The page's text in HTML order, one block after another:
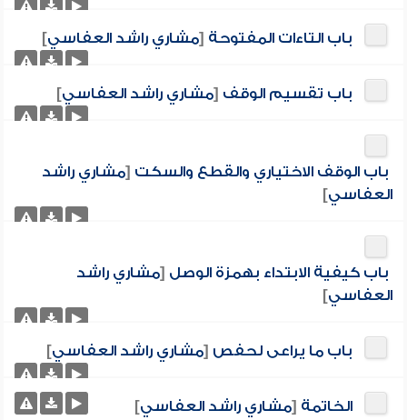
باب التاءات المفتوحة [مشاري راشد العفاسي]
باب تقسيم الوقف [مشاري راشد العفاسي]
باب الوقف الاختياري والقطع والسكت [مشاري راشد
العفاسي]
باب كيفية الابتداء بهمزة الوصل [مشاري راشد
العفاسي]
باب ما يراعى لحفص [مشاري راشد العفاسي]
الخاتمة [مشاري راشد العفاسي]